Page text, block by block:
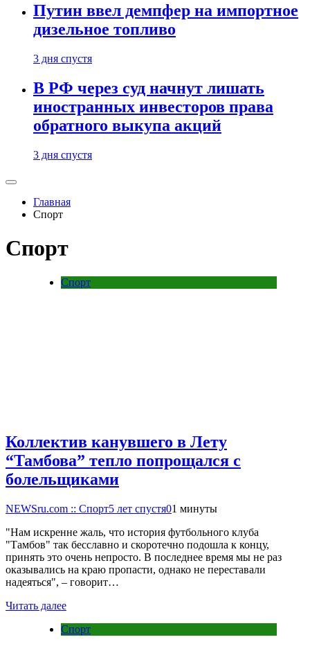
Путин ввел демпфер на импортное
дизельное топливо
3 дня спустя
В РФ через суд начнут лишать
иностранных инвесторов права
обратного выкупа акций
3 дня спустя
Главная
Спорт
Спорт
Спорт
Коллектив канувшего в Лету
“Тамбова” тепло попрощался с
болельщиками
NEWSru.com :: Спорт5 лет спустя01 минуты
"Нам искренне жаль, что история футбольного клуба
"Тамбов" так бесславно и скоротечно подошла к концу,
принять это очень непросто. В последнее время мы не раз
оказывались на краю пропасти, однако не переставали
надеяться", – говорит…
Читать далее
Спорт